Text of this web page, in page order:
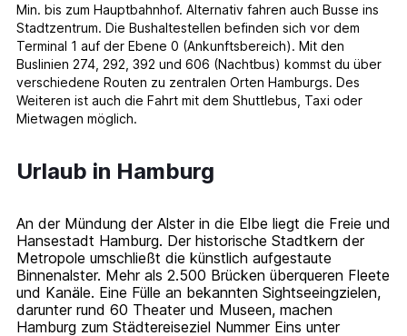
Min. bis zum Hauptbahnhof. Alternativ fahren auch Busse ins
Stadtzentrum. Die Bushaltestellen befinden sich vor dem
Terminal 1 auf der Ebene 0 (Ankunftsbereich). Mit den
Buslinien 274, 292, 392 und 606 (Nachtbus) kommst du über
verschiedene Routen zu zentralen Orten Hamburgs. Des
Weiteren ist auch die Fahrt mit dem Shuttlebus, Taxi oder
Mietwagen möglich.
Urlaub in Hamburg
An der Mündung der Alster in die Elbe liegt die Freie und
Hansestadt Hamburg. Der historische Stadtkern der
Metropole umschließt die künstlich aufgestaute
Binnenalster. Mehr als 2.500 Brücken überqueren Fleete
und Kanäle. Eine Fülle an bekannten Sightseeingzielen,
darunter rund 60 Theater und Museen, machen
Hamburg zum Städtereiseziel Nummer Eins unter